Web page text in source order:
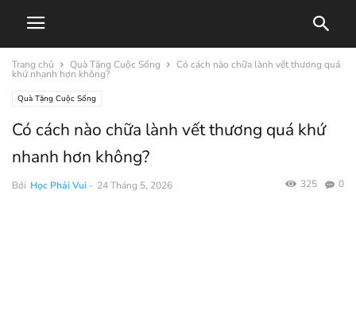
Trang chủ Quà Tặng Cuộc Sống Có cách nào chữa lành vết thương quá
khứ nhanh hơn không?
Quà Tặng Cuộc Sống
Có cách nào chữa lành vết thương quá khứ
nhanh hơn không?
Bởi Học Phải Vui - 24 Tháng 5, 2026 0
325